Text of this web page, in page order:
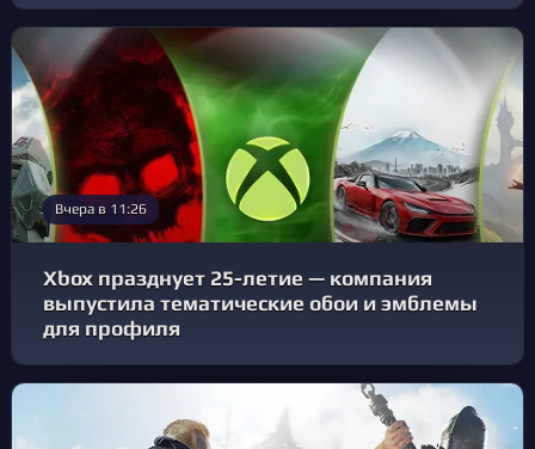
Вчера в 11:26
Xbox празднует 25-летие — компания
выпустила тематические обои и эмблемы
для профиля